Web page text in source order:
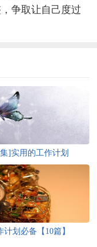
争取让自己度过
]实用的工作计划
计划必备【10篇】